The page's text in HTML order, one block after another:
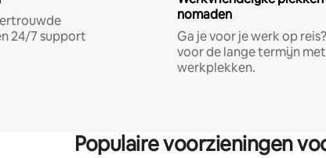
24/7 support
nomaden
Ga je voor je werk op
voor de lange termijn
werkplekken.
Populaire voorzieningen